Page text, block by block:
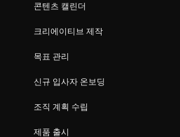
콘텐츠 캘린더
크리에이티브 제작
목표 관리
신규 입사자 온보딩
조직 계획 수립
제품 출시